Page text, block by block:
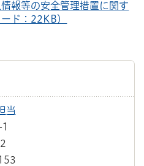
報等の安全管理措置に関す
ド：22KB）
当